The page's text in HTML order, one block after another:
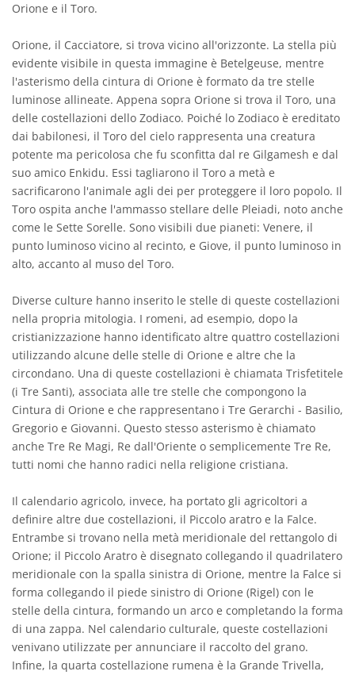
Orione e il Toro.
Orione, il Cacciatore, si trova vicino all'orizzonte. La stella più
evidente visibile in questa immagine è Betelgeuse, mentre
l'asterismo della cintura di Orione è formato da tre stelle
luminose allineate. Appena sopra Orione si trova il Toro, una
delle costellazioni dello Zodiaco. Poiché lo Zodiaco è ereditato
dai babilonesi, il Toro del cielo rappresenta una creatura
potente ma pericolosa che fu sconfitta dal re Gilgamesh e dal
suo amico Enkidu. Essi tagliarono il Toro a metà e
sacrificarono l'animale agli dei per proteggere il loro popolo. Il
Toro ospita anche l'ammasso stellare delle Pleiadi, noto anche
come le Sette Sorelle. Sono visibili due pianeti: Venere, il
punto luminoso vicino al recinto, e Giove, il punto luminoso in
alto, accanto al muso del Toro.
Diverse culture hanno inserito le stelle di queste costellazioni
nella propria mitologia. I romeni, ad esempio, dopo la
cristianizzazione hanno identificato altre quattro costellazioni
utilizzando alcune delle stelle di Orione e altre che la
circondano. Una di queste costellazioni è chiamata Trisfetitele
(i Tre Santi), associata alle tre stelle che compongono la
Cintura di Orione e che rappresentano i Tre Gerarchi - Basilio,
Gregorio e Giovanni. Questo stesso asterismo è chiamato
anche Tre Re Magi, Re dall'Oriente o semplicemente Tre Re,
tutti nomi che hanno radici nella religione cristiana.
Il calendario agricolo, invece, ha portato gli agricoltori a
definire altre due costellazioni, il Piccolo aratro e la Falce.
Entrambe si trovano nella metà meridionale del rettangolo di
Orione; il Piccolo Aratro è disegnato collegando il quadrilatero
meridionale con la spalla sinistra di Orione, mentre la Falce si
forma collegando il piede sinistro di Orione (Rigel) con le
stelle della cintura, formando un arco e completando la forma
di una zappa. Nel calendario culturale, queste costellazioni
venivano utilizzate per annunciare il raccolto del grano.
Infine, la quarta costellazione rumena è la Grande Trivella,